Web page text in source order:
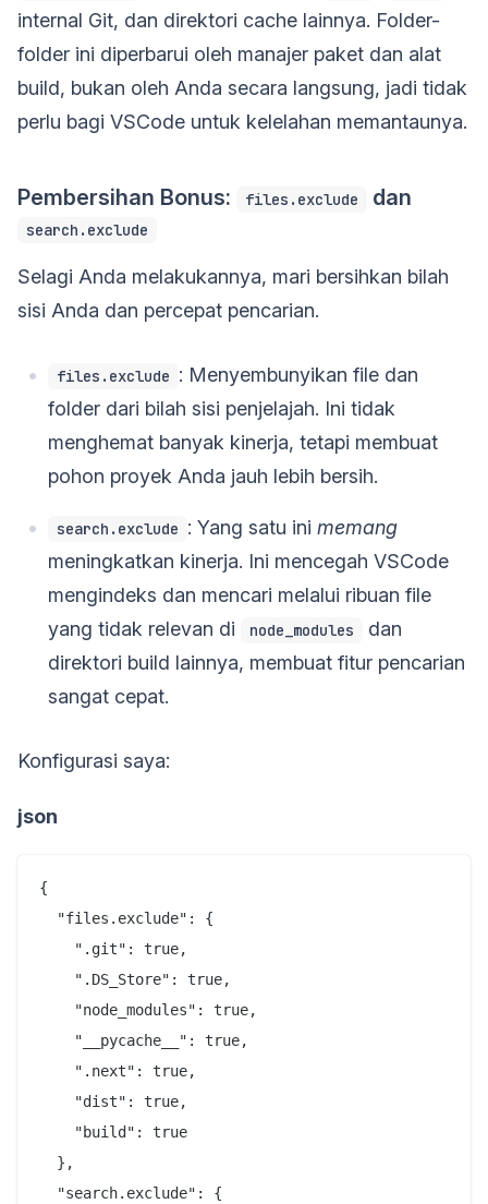
internal Git, dan direktori cache lainnya. Folder-
folder ini diperbarui oleh manajer paket dan alat
build, bukan oleh Anda secara langsung, jadi tidak
perlu bagi VSCode untuk kelelahan memantaunya.
Pembersihan Bonus: files.exclude dan
search.exclude
Selagi Anda melakukannya, mari bersihkan bilah
sisi Anda dan percepat pencarian.
files.exclude : Menyembunyikan file dan
folder dari bilah sisi penjelajah. Ini tidak
menghemat banyak kinerja, tetapi membuat
pohon proyek Anda jauh lebih bersih.
search.exclude : Yang satu ini memang
meningkatkan kinerja. Ini mencegah VSCode
mengindeks dan mencari melalui ribuan file
yang tidak relevan di
node_modules
dan
direktori build lainnya, membuat fitur pencarian
sangat cepat.
Konfigurasi saya:
json
{
  "files.exclude": {
    ".git": true,
    ".DS_Store": true,
    "node_modules": true,
    "__pycache__": true,
    ".next": true,
    "dist": true,
    "build": true
  },
  "search.exclude": {